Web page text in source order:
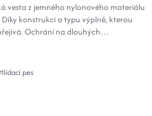
vesta z jemného nylonového materiálu
konstrukci a typu výplně, kterou
Ochrání na dlouhých
Hlídací pes